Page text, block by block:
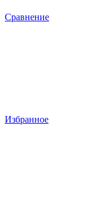
Сравнение
Избранное